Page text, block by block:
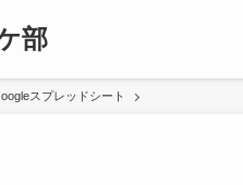
部
スプレッドシート